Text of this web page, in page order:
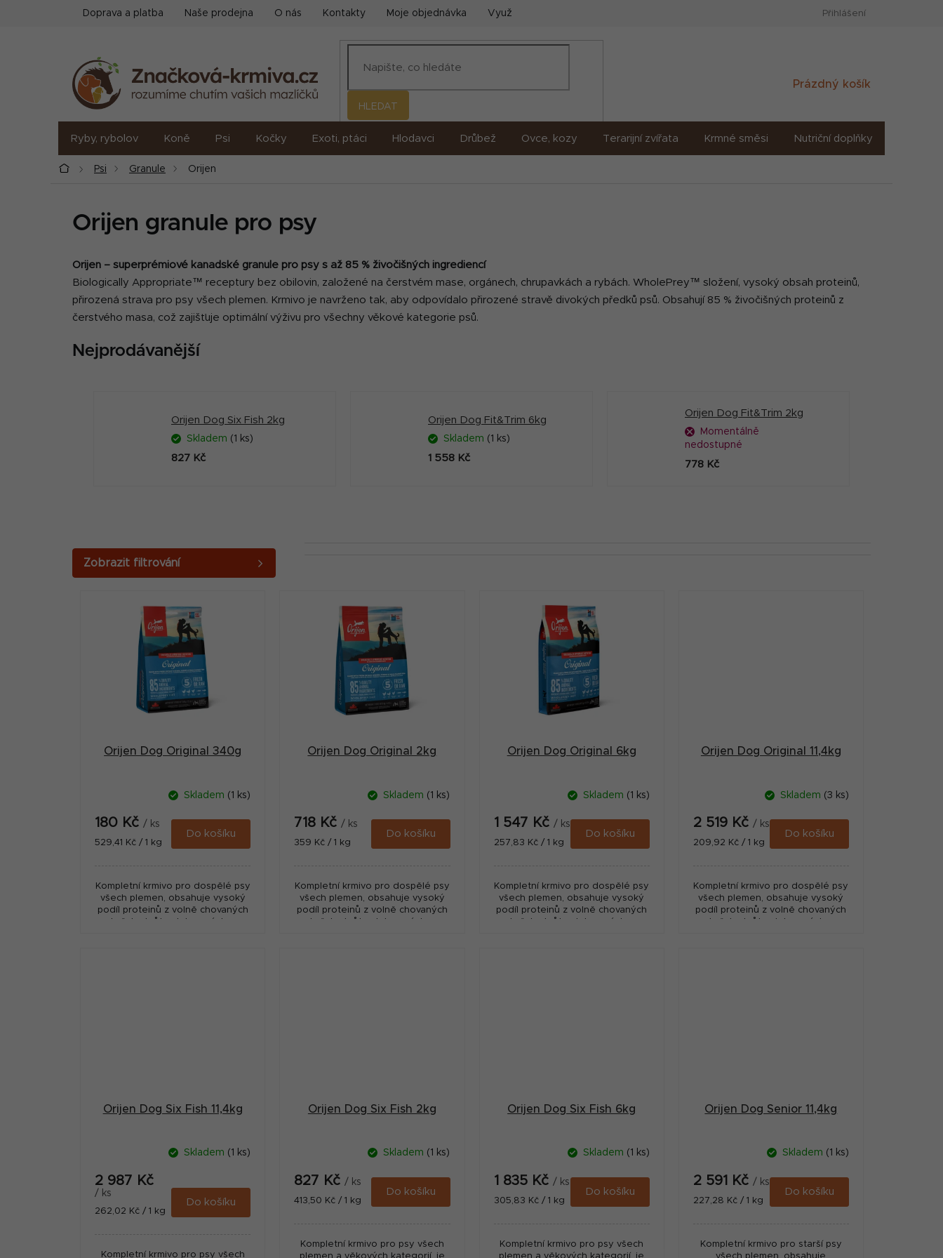
Doprava a platba Naše prodejna O nás Kontakty Moje objednávka Využití umělé inteligence (AI) Přihlášení
HLEDAT
Nákupní
Prázdný košík
Ryby, rybolov Koně Psi Kočky Exoti, ptáci Hlodavci Drůbež Ovce, kozy Terarijní zvířata Krmné směsi Nutriční doplňky
DomůPsi Granule Orijen
Orijen granule pro psy
Orijen – superprémiové kanadské granule pro psy s až 85 % živočišných ingrediencí
Biologically Appropriate™ receptury bez obilovin, založené na čerstvém mase, orgánech, chrupavkách a rybách. WholePrey™ složení, vysoký obsah proteinů,
přirozená strava pro psy všech plemen. Krmivo je navrženo tak, aby odpovídalo přirozené stravě divokých předků psů. Obsahují 85 % živočišných proteinů z
čerstvého masa, což zajišťuje optimální výživu pro všechny věkové kategorie psů.
Nejprodávanější
Orijen Dog Six Fish 2kg
Skladem (1 ks)
827 Kč
Orijen Dog Fit&Trim 6kg
Skladem (1 ks)
1 558 Kč
Orijen Dog Fit&Trim 2kg
Momentálně
nedostupné
778 Kč
o
Orijen Dog Original 340g
Skladem (1 ks)
180 Kč / ks
Měrná
529,41 Kč / 1 kg
Do košíku
Kompletní krmivo pro dospělé psy
všech plemen, obsahuje vysoký
podíl proteinů z volně chovaných
Orijen Dog Original 2kg
Skladem (1 ks)
718 Kč/ ks
Měrná
359 Kč / 1 kg
Do košíku
Kompletní krmivo pro dospělé psy
všech plemen, obsahuje vysoký
podíl proteinů z volně chovaných
Orijen Dog Original 6kg
Skladem (1 ks)
1 547 Kč / ks
Měrná
257,83 Kč / 1 kg
Do košíku
Kompletní krmivo pro dospělé psy
všech plemen, obsahuje vysoký
podíl proteinů z volně chovaných
Orijen Dog Original 11,4kg
Skladem (3 ks)
2 519 Kč / ks
Měrná
209,92 Kč / 1 kg
Do košíku
Kompletní krmivo pro dospělé psy
všech plemen, obsahuje vysoký
podíl proteinů z volně chovaných
Orijen Dog Six Fish 11,4kg
Skladem (1 ks)
2 987 Kč
/ ks
Měrná
262,02 Kč / 1 kg
Do košíku
Kompletní krmivo pro psy všech
Orijen Dog Six Fish 2kg
Skladem (1 ks)
827 Kč / ks
Měrná
413,50 Kč / 1 kg
Do košíku
Kompletní krmivo pro psy všech
plemen a věkových kategorií, je
Orijen Dog Six Fish 6kg
Skladem (1 ks)
1 835 Kč / ks
Měrná
305,83 Kč / 1 kg
Do košíku
Kompletní krmivo pro psy všech
plemen a věkových kategorií, je
Orijen Dog Senior 11,4kg
Skladem (1 ks)
2 591 Kč / ks
Měrná
227,28 Kč / 1 kg
Do košíku
Kompletní krmivo pro starší psy
všech plemen, obsahuje